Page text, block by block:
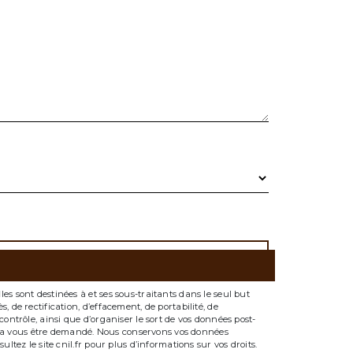
sont destinées à et ses sous-traitants dans le seul but
de rectification, d’effacement, de portabilité, de
ainsi que d’organiser le sort de vos données post-
être demandé. Nous conservons vos données
le site cnil.fr pour plus d’informations sur vos droits.